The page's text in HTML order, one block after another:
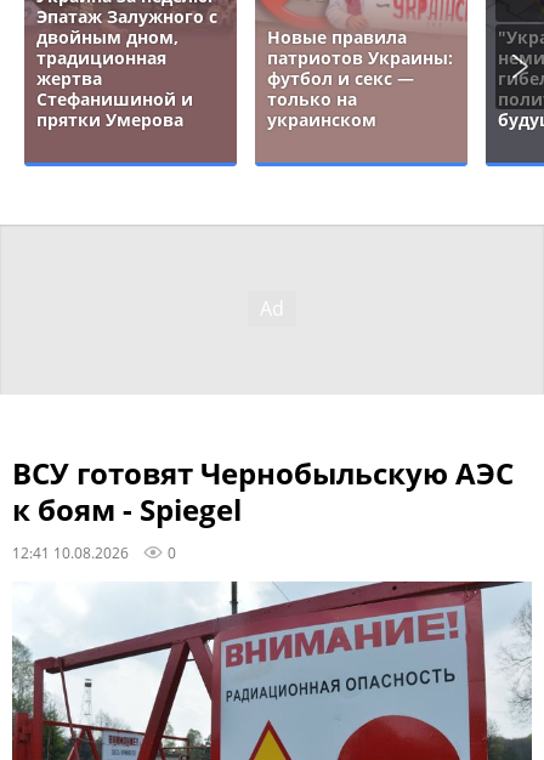
Эпатаж Залужного с
двойным дном,
традиционная
жертва
Стефанишиной и
прятки Умерова
Новые правила
патриотов Украины:
футбол и секс —
только на
украинском
ВСУ готовят Чернобыльскую АЭС
к боям - Spiegel
12:41 10.08.2026 0